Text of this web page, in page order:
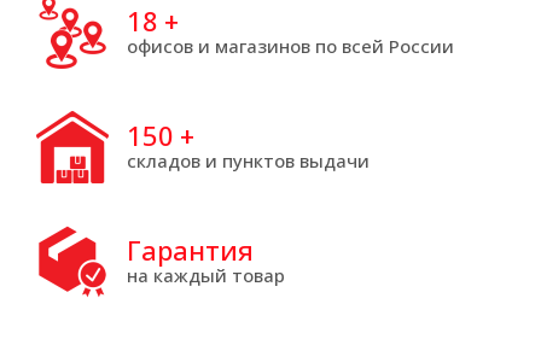
18 +
офисов и магазинов по всей России
150 +
складов и пунктов выдачи
Гарантия
на каждый товар